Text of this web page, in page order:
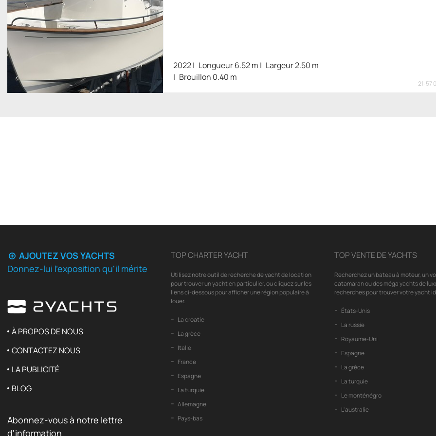
2022 Longueur 6.52 m
Largeur 2.50 m
Brouillon 0.40 m
21:57
AJOUTEZ VOS YACHTS
Donnez-lui l'exposition qu'il mérite
À PROPOS DE NOUS
CONTACTEZ NOUS
LA PUBLICITÉ
BLOG
Abonnez-vous à notre lettre
d'information
TOP CHARTER YACHT
Utilisez notre outil de recherche de yacht de location
pour trouver un yacht en particulier, ou cliquez sur les
liens ci-dessous pour afficher une région populaire à
louer.
La croatie
La grèce
Italie
France
Espagne
La turquie
Allemagne
Pays-bas
TOP VENTE DE YACHTS
Recherchez un bateau à moteur, un
catamaran ou des méga yachts de
recherches pour trouver votre yacht
États-Unis
La russie
Royaume-Uni
Espagne
La grèce
La turquie
Le monténégro
L'australie